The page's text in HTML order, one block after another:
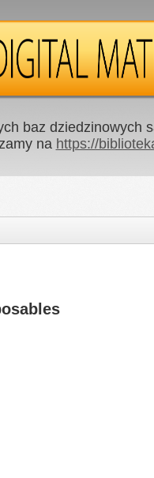
baz dziedzinowych
na https://